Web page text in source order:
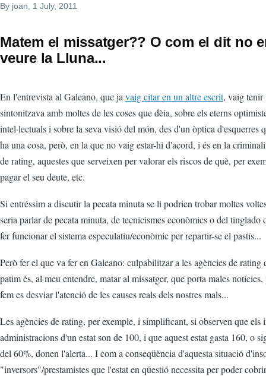
By joan , 1 July, 2011
Matem el missatger?? O com el dit no
veure la Lluna...
En l'entrevista al Galeano, que ja vaig citar en un altre escrit, vaig tenir
sintonitzava amb moltes de les coses que dèia, sobre els eterns
intel·lectuals i sobre la seva visió del món, des d'un òptica d'esquerres
ha una cosa, però, en la que no vaig estar-hi d'acord, i és en la
de rating, aquestes que serveixen per valorar els riscos de què, per
pagar el seu deute, etc.
Si entréssim a discutir la pecata minuta se li podrien trobar moltes
seria parlar de pecata minuta, de tecnicismes econòmics o del tinglado
fer funcionar el sistema especulatiu/econòmic per repartir-se el pastís...
Però fer el que va fer en Galeano: culpabilitzar a les agències de rating
patim és, al meu entendre, matar al missatger, que porta males
fem es desviar l'atenció de les causes reals dels nostres mals...
Les agències de rating, per exemple, i simplificant, si observen que els
administracions d'un estat son de 100, i que aquest estat gasta 160, o
del 60%, donen l'alerta... I com a conseqüència d'aquesta situació
"inversors"/prestamistes que l'estat en qüestió necessita per poder